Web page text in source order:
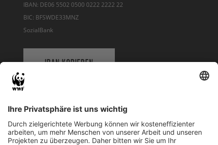
Aktionen zu informieren. Hierbei
verwenden wir verschiedene
Analysetools, Cookies und Pixel, um Ihre
und Ihre Interessen genauer verstehen zu
erhalten, wird der WWF Deutschland
folgende Kategorien personenbezogener
Daten über Sie verarbeiten: Stammdaten,
IBAN: DE06 5502 0500 0222 2222 22
BIC: BFSWDE33MNZ
SozialBank
IBAN KOPIEREN
WWF Deutschland